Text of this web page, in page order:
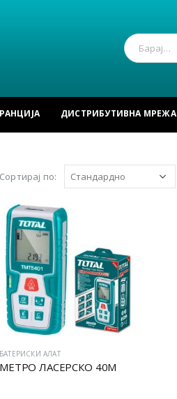
ДИСТРИБУТИВНА МРЕЖА
Сортирај по:
БАТЕРИСКИ АЛАТ
МЕТРО ЛАСЕРСКО 40М